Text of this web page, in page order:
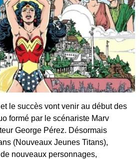
le succès vont venir au début des
formé par le scénariste Marv
George Pérez. Désormais
(Nouveaux Jeunes Titans),
de nouveaux personnages,